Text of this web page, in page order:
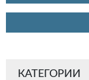
КАТЕГОРИИ